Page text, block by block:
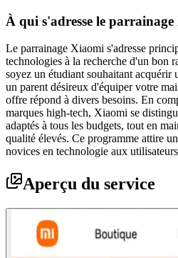
À qui s'adresse le
Le parrainage Xiaomi s'adresse
technologies à la recherche d'un bon
soyez un étudiant souhaitant acquérir
un parent désireux d'équiper votre
offre répond à divers besoins. En
marques high-tech, Xiaomi se
adaptés à tous les budgets, tout en
qualité élevés. Ce programme attire
novices en technologie aux
Aperçu du service